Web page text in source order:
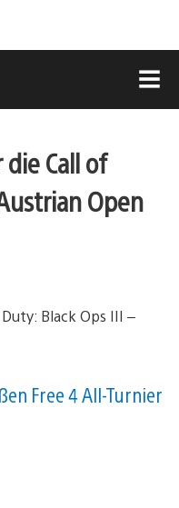
Call of
Open
Free 4 All-Turnier